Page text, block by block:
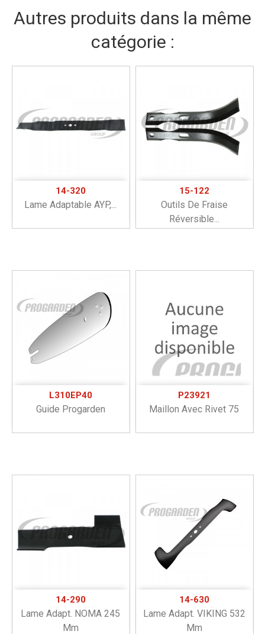
Autres produits dans la même
catégorie :
14-320
Lame Adaptable AYP,...
15-122
Outils De Fraise
Réversible...
L310EP40
Guide Progarden
P23921
Maillon Avec Rivet 75
14-290
Lame Adapt. NOMA 245
Mm
14-630
Lame Adapt. VIKING 532
Mm